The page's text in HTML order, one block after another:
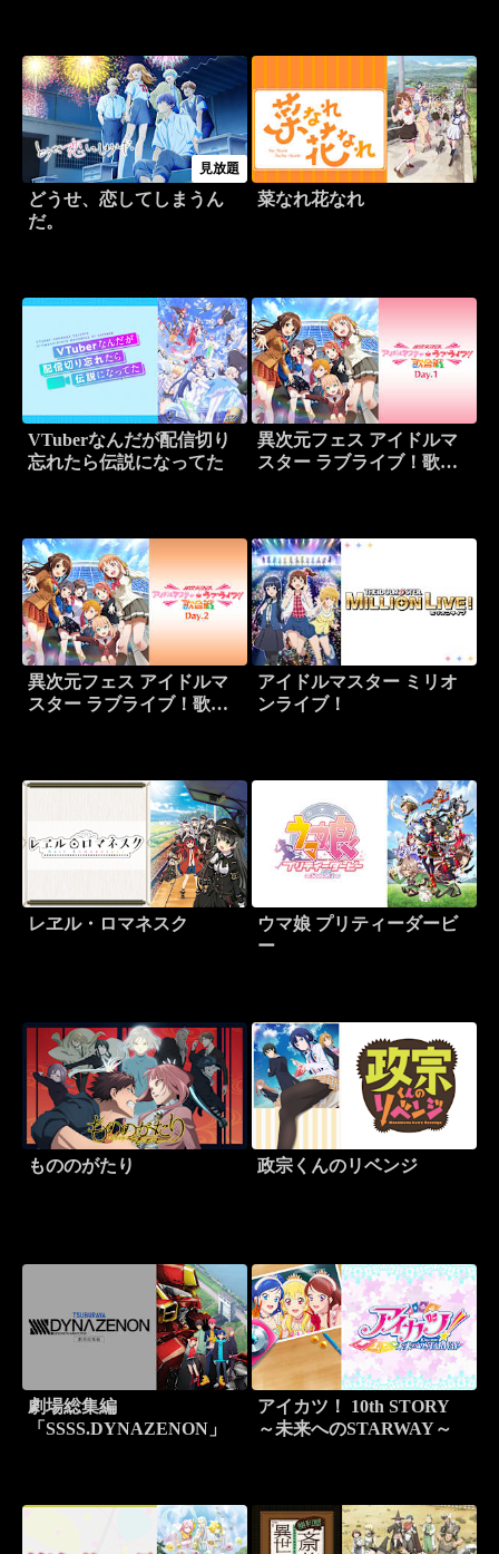
見放題
どうせ、恋してしまうん
だ。
菜なれ花なれ
VTuberなんだが配信切り
忘れたら伝説になってた
異次元フェス アイドルマ
スター ラブライブ！歌合
異次元フェス アイドルマ
スター ラブライブ！歌合
アイドルマスター ミリオ
ンライブ！
レヱル・ロマネスク
ウマ娘 プリティーダービ
ー
もののがたり 政宗くんのリベンジ
劇場総集編
「SSSS.DYNAZENON」
アイカツ！ 10th STORY
～未来へのSTARWAY～